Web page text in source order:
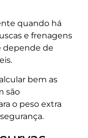
quando há
e frenagens
depende de
bem as
são
o peso extra